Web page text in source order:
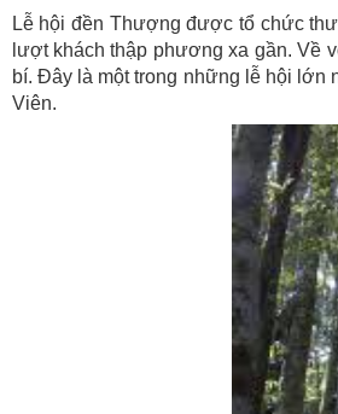
Lễ hội đền Thượng được tổ chức
lượt khách thập phương xa gần. Về
bí. Đây là một trong những lễ hội lớn
Viên.